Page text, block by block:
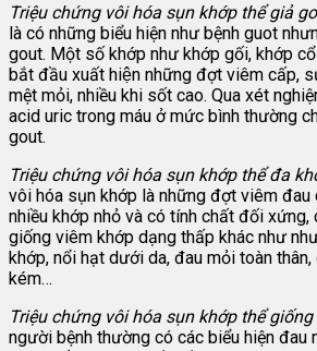
Triệu chứng vôi hóa sụn khớp thể giả
là có những biểu hiện như bệnh guot
gout. Một số khớp như khớp gối, khớp
bắt đầu xuất hiện những đợt viêm cấp,
mệt mỏi, nhiều khi sốt cao. Qua xét
acid uric trong máu ở mức bình thường
gout.
Triệu chứng vôi hóa sụn khớp thể đa
vôi hóa sụn khớp là những đợt viêm
nhiều khớp nhỏ và có tính chất đối xứng,
giống viêm khớp dạng thấp khác như
khớp, nổi hạt dưới da, đau mỏi toàn thân,
kém…
Triệu chứng vôi hóa sụn khớp thể
người bệnh thường có các biểu hiện đau